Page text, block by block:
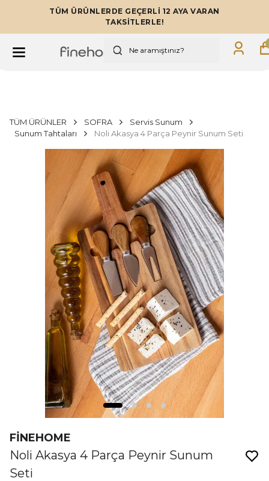
TÜM ÜRÜNLERDE GEÇERLİ 12 AYA VARAN
TAKSİTLERLE!
TÜM ÜRÜNLER SOFRA
Servis Sunum
Sunum Tahtaları
Noli Akasya 4 Parça Peynir Sunum Seti
FİNEHOME
Noli Akasya 4 Parça Peynir Sunum
Seti